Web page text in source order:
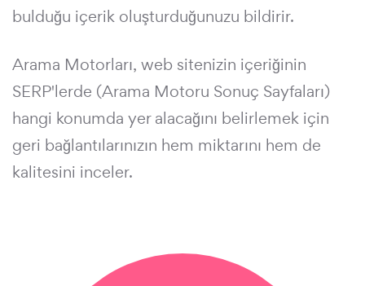
bulduğu içerik oluşturduğunuzu bildirir.
Arama Motorları, web sitenizin içeriğinin
SERP'lerde (Arama Motoru Sonuç Sayfaları)
hangi konumda yer alacağını belirlemek için
geri bağlantılarınızın hem miktarını hem de
kalitesini inceler.